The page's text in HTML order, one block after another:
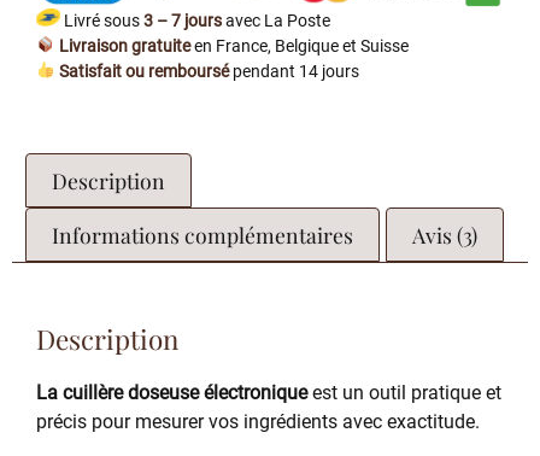
Livré sous3 – 7 joursavec La Poste
Livraison gratuiteen France, Belgique et Suisse
Satisfait ou remboursépendant 14 jours
Description
Informations complémentaires
Avis (3)
Description
La cuillère doseuse électroniqueest un outil pratique et
précis pour mesurer vos ingrédients avec exactitude.